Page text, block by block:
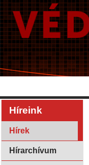
Híreink
Hírek
Hírarchívum